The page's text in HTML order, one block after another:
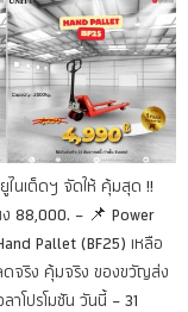
ไนเต็ดฯ จัดให้ คุ้มสุด !!
ง 88,000. – 📌 Power
Pallet (BF25) เหลือ
ดจริง คุ้มจริง ของขวัญส่ง
โปรโมชัน วันนี้ – 31